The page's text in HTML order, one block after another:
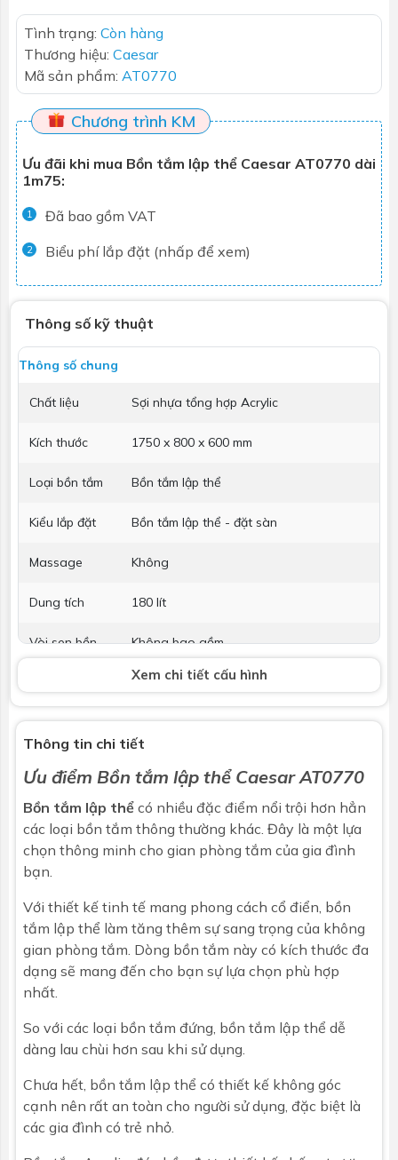
Tình trạng: Còn hàng
Thương hiệu: Caesar
Mã sản phẩm: AT0770
Chương trình KM
Ưu đãi khi mua Bồn tắm lập thể Caesar AT0770 dài
1m75:
1 Đã bao gồm VAT
2 Biểu phí lắp đặt (nhấp để xem)
Thông số kỹ thuật
Thông số chung
Chất liệu Sợi nhựa tổng hợp Acrylic
Kích thước 1750 x 800 x 600 mm
Loại bồn tắm Bồn tắm lập thể
Kiểu lắp đặt Bồn tắm lập thể - đặt sàn
Massage Không
Dung tích 180 lít
Vòi sen bồn
tắm
Không bao gồm
theo
Xem chi tiết cấu hình
Thông tin chi tiết
Ưu điểm Bồn tắm lập thể Caesar AT0770
Bồn tắm lập thể có nhiều đặc điểm nổi trội hơn hẳn
các loại bồn tắm thông thường khác. Đây là một lựa
chọn thông minh cho gian phòng tắm của gia đình
bạn.
Với thiết kế tinh tế mang phong cách cổ điển, bồn
tắm lập thể làm tăng thêm sự sang trọng của không
gian phòng tắm. Dòng bồn tắm này có kích thước đa
dạng sẽ mang đến cho bạn sự lựa chọn phù hợp
nhất.
So với các loại bồn tắm đứng, bồn tắm lập thể dễ
dàng lau chùi hơn sau khi sử dụng.
Chưa hết, bồn tắm lập thể có thiết kế không góc
cạnh nên rất an toàn cho người sử dụng, đặc biệt là
các gia đình có trẻ nhỏ.